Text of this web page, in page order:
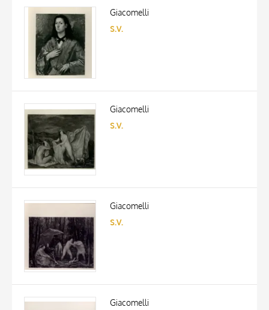
Giacomelli
s.v.
Giacomelli
s.v.
Giacomelli
s.v.
Giacomelli
TITLE